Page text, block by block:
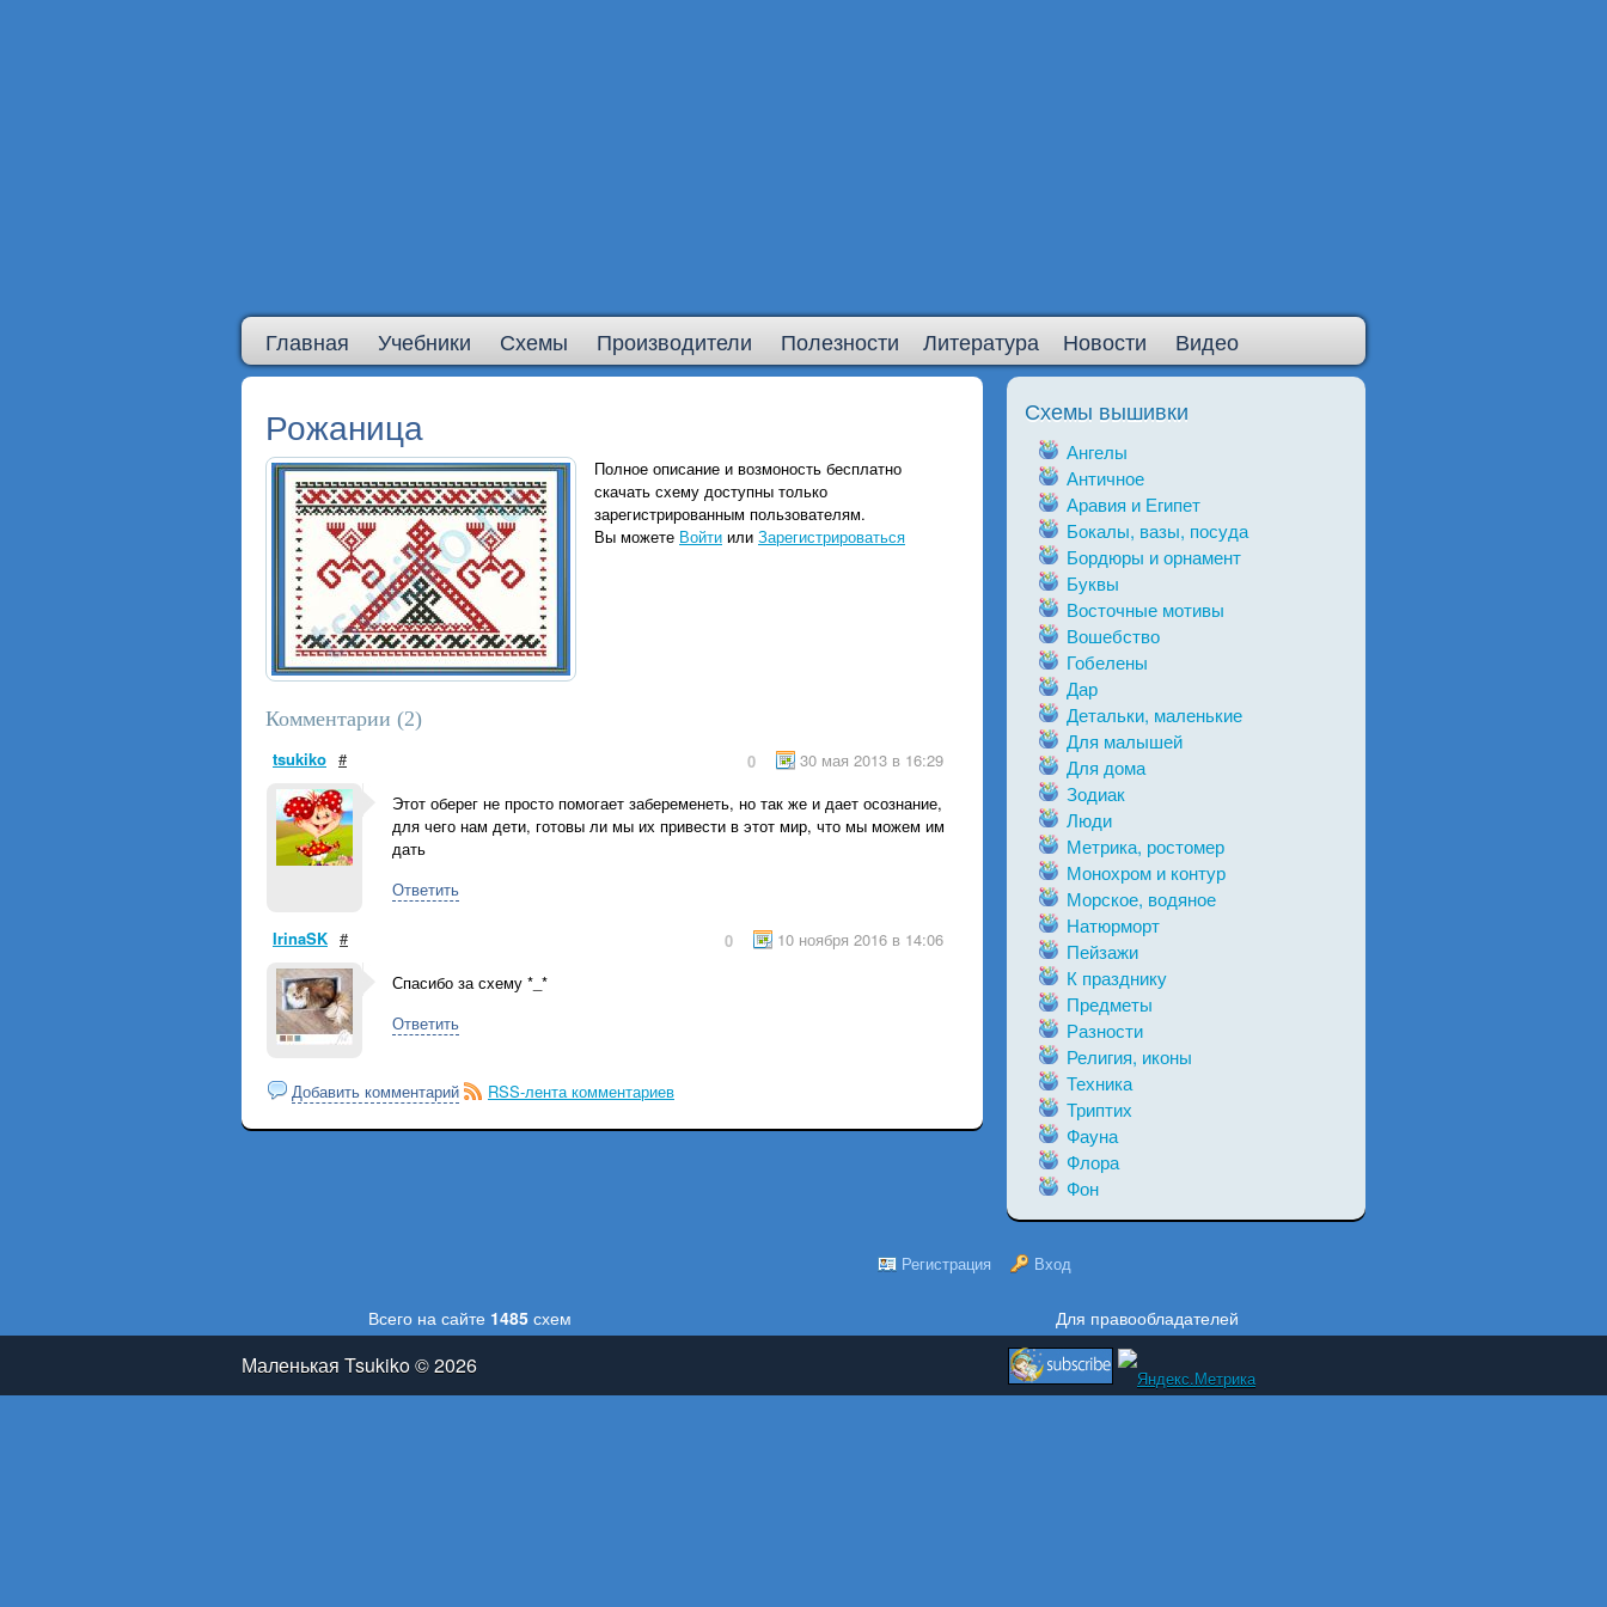
Главная Учебники Схемы Производители Полезности Литература Новости Видео
Рожаница
Полное описание и возмоность бесплатно
скачать схему доступны только
зарегистрированным пользователям.
Вы можете Войти или Зарегистрироваться
Комментарии (2)
tsukiko # 30 мая 2013 в 16:29
0
Этот оберег не просто помогает забеременеть, но так же и дает осознание,
для чего нам дети, готовы ли мы их привести в этот мир, что мы можем им
дать
Ответить
IrinaSK # 10 ноября 2016 в 14:06
0
Спасибо за схему *_*
Ответить
Добавить комментарий RSS-лента комментариев
Схемы вышивки
Ангелы
Античное
Аравия и Египет
Бокалы, вазы, посуда
Бордюры и орнамент
Буквы
Восточные мотивы
Вошебство
Гобелены
Дар
Детальки, маленькие
Для малышей
Для дома
Зодиак
Люди
Метрика, ростомер
Монохром и контур
Морское, водяное
Натюрморт
Пейзажи
К празднику
Предметы
Разности
Религия, иконы
Техника
Триптих
Фауна
Флора
Фон
Регистрация Вход
Всего на сайте 1485 схем Для правообладателей
Маленькая Tsukiko © 2026